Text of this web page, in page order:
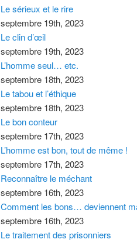
Le sérieux et le rire
septembre 19th, 2023
Le clin d’œil
septembre 19th, 2023
L’homme seul… etc.
septembre 18th, 2023
Le tabou et l’éthique
septembre 18th, 2023
Le bon conteur
septembre 17th, 2023
L’homme est bon, tout de même !
septembre 17th, 2023
Reconnaître le méchant
septembre 16th, 2023
Comment les bons… deviennent
septembre 16th, 2023
Le traitement des prisonniers